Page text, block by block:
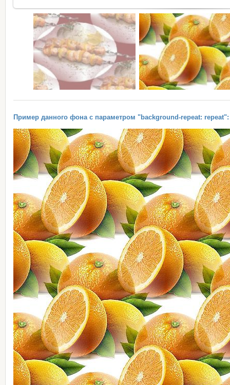
Пример данного фона с параметром "background-repeat: repeat":